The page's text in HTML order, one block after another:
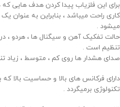
برای این فلزیاب پیدا کردن هدف
کاری راحت میباشد ، بنابراین به عنوان
میشود .
تنظیم است .
صدای هشدار ها روی کم ، متوسط ، زیاد
دارای فرکانس های بالا و حساسیت بالا
تکنولوژی برمیگردد .